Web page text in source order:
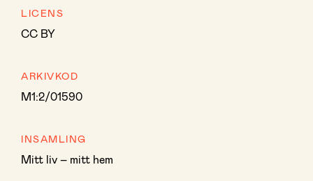
LICENS
CC BY
ARKIVKOD
M1:2/01590
INSAMLING
Mitt liv – mitt hem